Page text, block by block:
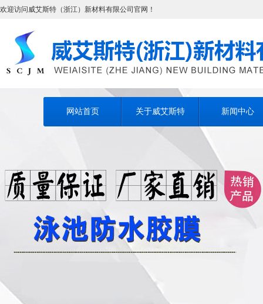
欢迎访问威艾斯特（浙江）新材料有限公司官网！
网站首页 关于威艾斯特 新闻中心